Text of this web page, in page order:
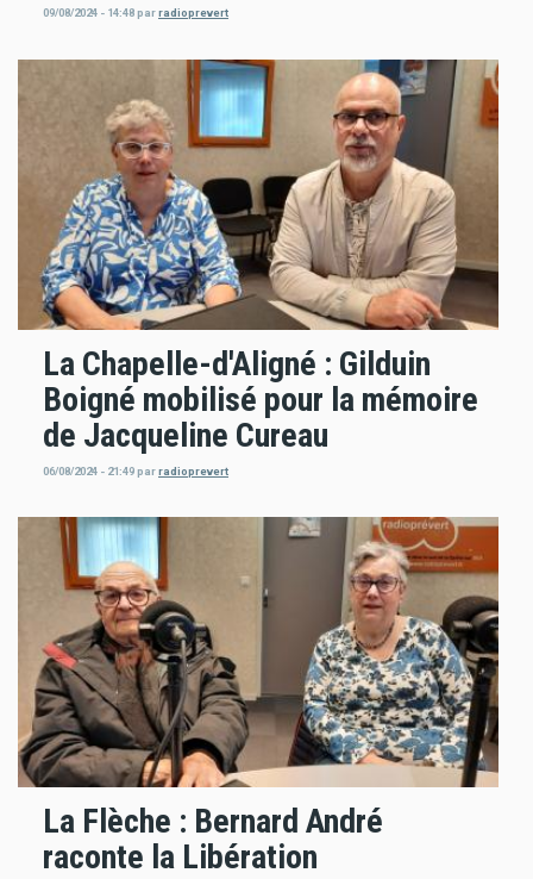
09/08/2024 - 14:48parradioprevert
La Chapelle-d'Aligné : Gilduin
Boigné mobilisé pour la mémoire
de Jacqueline Cureau
06/08/2024 - 21:49parradioprevert
La Flèche : Bernard André
raconte la Libération